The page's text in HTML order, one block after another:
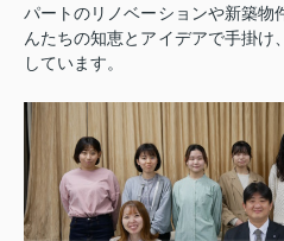
パートのリノベーションや新築物
んたちの知恵とアイデアで手掛け
しています。